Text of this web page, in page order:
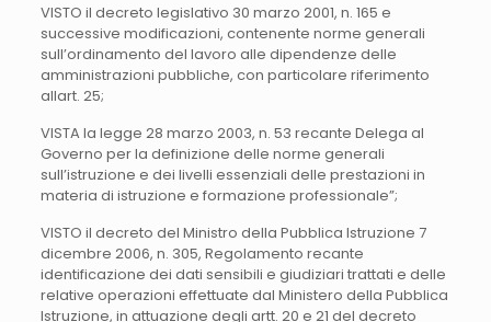
VISTO il decreto legislativo 30 marzo 2001, n. 165 e
successive modificazioni, contenente norme generali
sull’ordinamento del lavoro alle dipendenze delle
amministrazioni pubbliche, con particolare riferimento
allart. 25;
VISTA la legge 28 marzo 2003, n. 53 recante Delega al
Governo per la definizione delle norme generali
sull’istruzione e dei livelli essenziali delle prestazioni in
materia di istruzione e formazione professionale”;
VISTO il decreto del Ministro della Pubblica Istruzione 7
dicembre 2006, n. 305, Regolamento recante
identificazione dei dati sensibili e giudiziari trattati e delle
relative operazioni effettuate dal Ministero della Pubblica
Istruzione, in attuazione degli artt. 20 e 21 del decreto